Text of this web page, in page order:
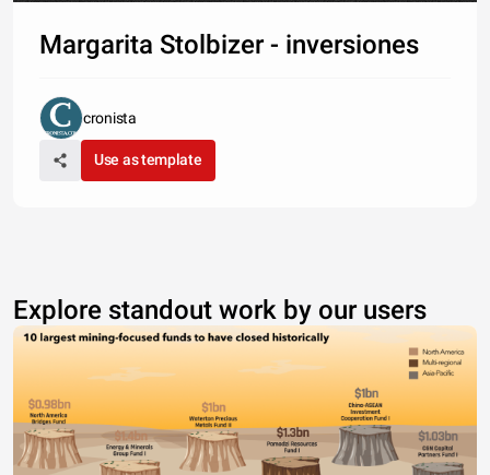
Margarita Stolbizer - inversiones
cronista
Use as template
Explore standout work by our users